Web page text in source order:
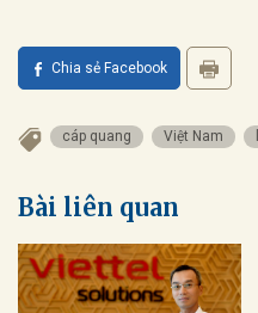
Chia sẻ Facebook
cáp quang Việt Nam
Bài liên quan